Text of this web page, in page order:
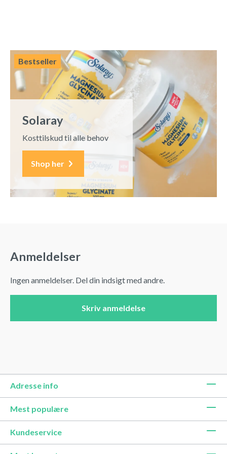
Bestseller
Solaray
Kosttilskud til alle behov
Shop her
Anmeldelser
Ingen anmeldelser. Del din indsigt med andre.
Skriv anmeldelse
Adresse info
Mest populære
Kundeservice